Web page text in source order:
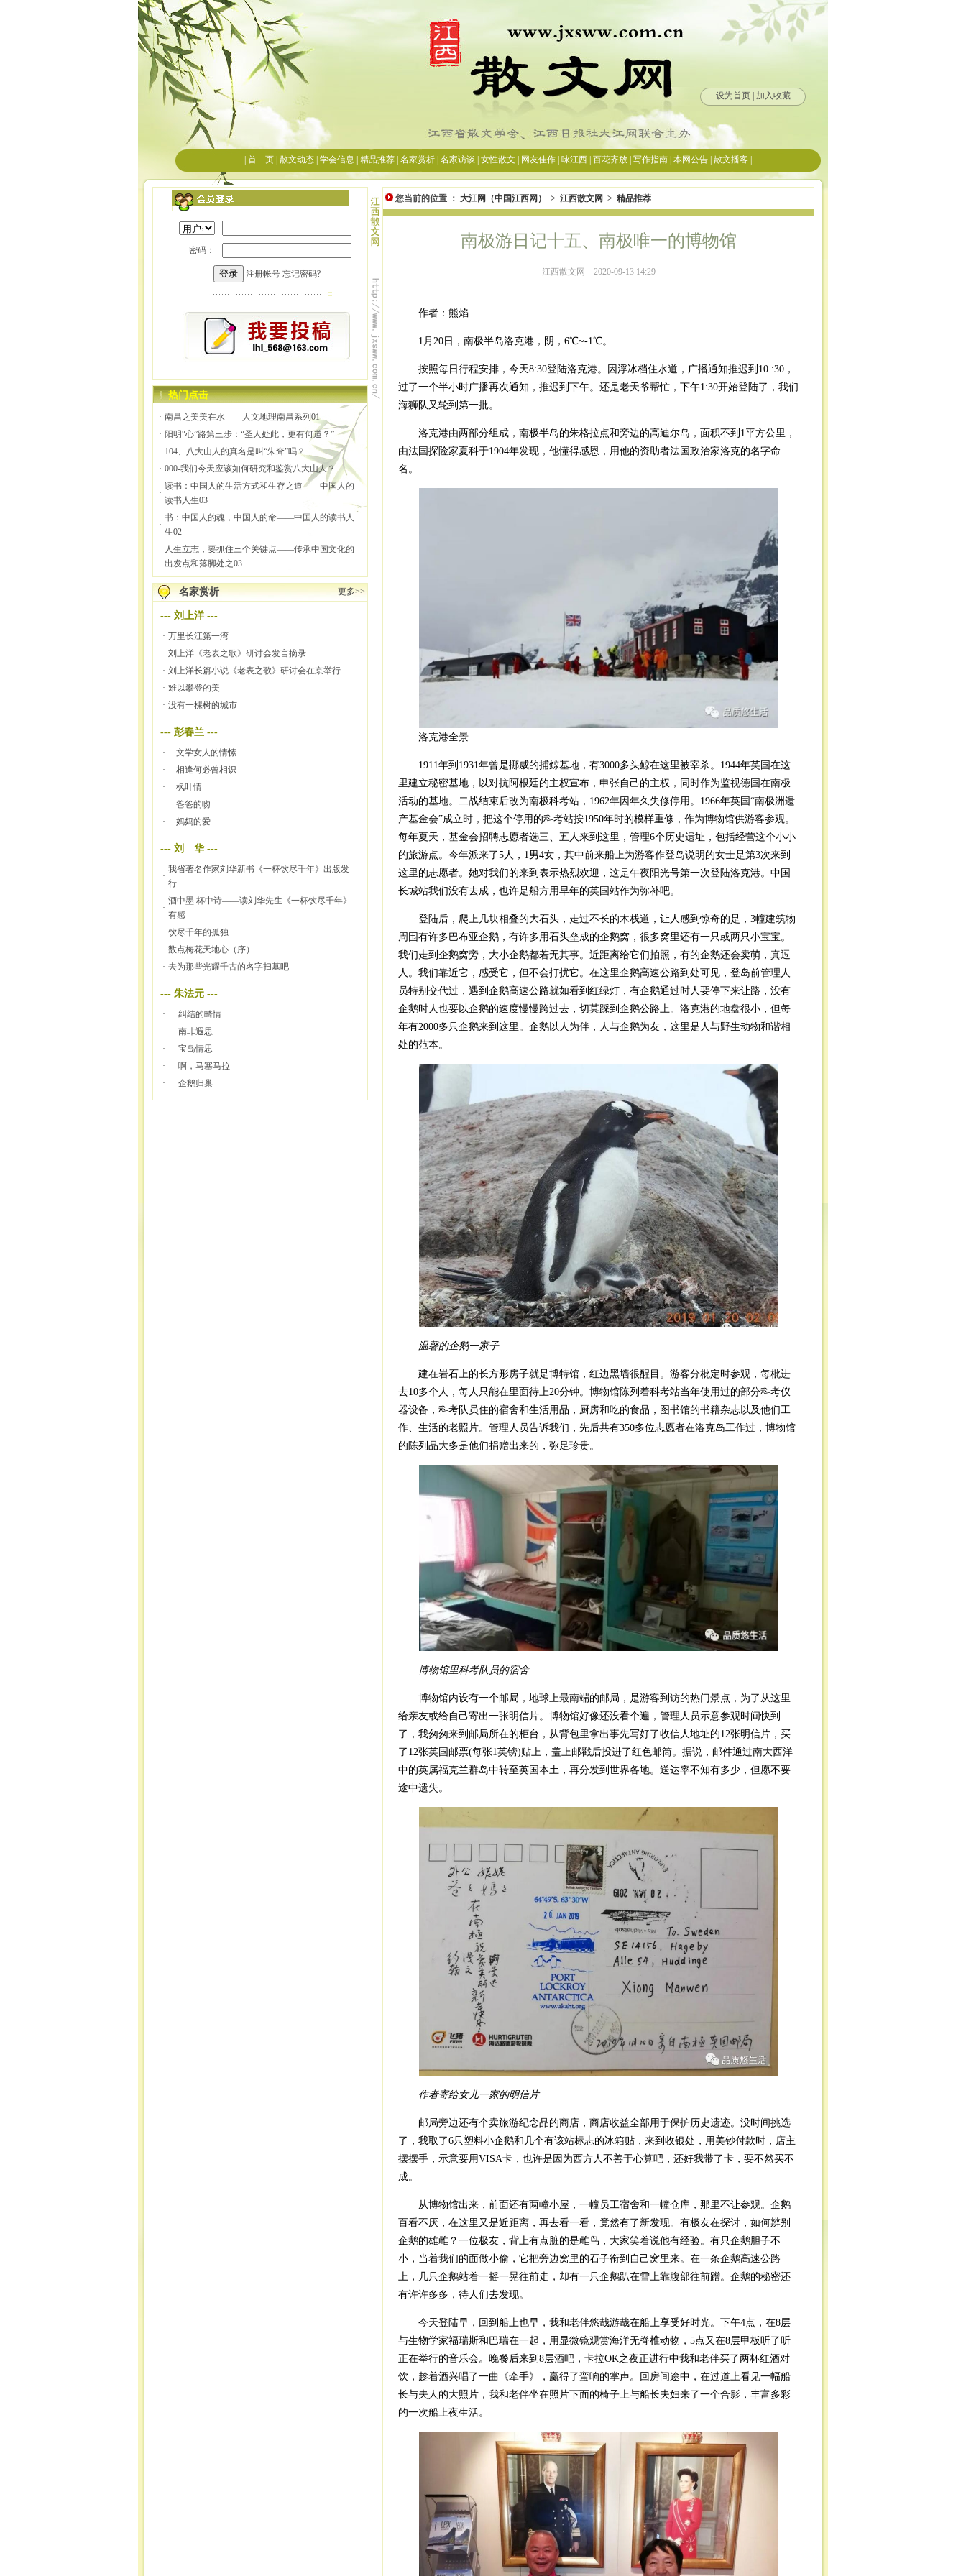
热门点击
· 南昌之美美在水——人文地理南昌系列01
· 阳明“心”路第三步：“圣人处此，更有何道？”
· 104、八大山人的真名是叫“朱耷”吗？
· 000-我们今天应该如何研究和鉴赏八大山人？
·
读书：中国人的生活方式和生存之道——中国人的
读书人生03
·
书：中国人的魂，中国人的命——中国人的读书人
生02
·
人生立志，要抓住三个关键点——传承中国文化的
出发点和落脚处之03
名家赏析 更多>>
--- 刘上洋---
· 万里长江第一湾
· 刘上洋《老表之歌》研讨会发言摘录
· 刘上洋长篇小说《老表之歌》研讨会在京举行
· 难以攀登的美
· 没有一棵树的城市
--- 彭春兰 ---
·
文学女人的情愫
·
相逢何必曾相识
·
枫叶情
·
爸爸的吻
·
妈妈的爱
--- 刘 华---
·
我省著名作家刘华新书《一杯饮尽千年》出版发
行
·
酒中墨 杯中诗——读刘华先生《一杯饮尽千年》
有感
· 饮尽千年的孤独
· 数点梅花天地心（序）
· 去为那些光耀千古的名字扫墓吧
--- 朱法元 ---
·
纠结的畸情
·
南非遐思
·
宝岛情思
·
啊，马塞马拉
·
企鹅归巢
您当前的位置 ： 大江网（中国江西网） > 江西散文网 > 精品推荐
南极游日记十五、南极唯一的博物馆
江西散文网 2020-09-13 14:29
作者：熊焰
1月20日，南极半岛洛克港，阴，6℃~-1℃。
按照每日行程安排，今天8:30登陆洛克港。因浮冰档住水道，广播通知推迟到10 :30，
过了一个半小时广播再次通知，推迟到下午。还是老天爷帮忙，下午1:30开始登陆了，我们
海狮队又轮到第一批。
洛克港由两部分组成，南极半岛的朱格拉点和旁边的高迪尔岛，面积不到1平方公里，
由法国探险家夏科于1904年发现，他懂得感恩，用他的资助者法国政治家洛克的名字命
名。
洛克港全景
1911年到1931年曾是挪威的捕鲸基地，有3000多头鲸在这里被宰杀。1944年英国在这
里建立秘密基地，以对抗阿根廷的主权宣布，申张自己的主权，同时作为监视德国在南极
活动的基地。二战结束后改为南极科考站，1962年因年久失修停用。1966年英国“南极洲遗
产基金会”成立时，把这个停用的科考站按1950年时的模样重修，作为博物馆供游客参观。
每年夏天，基金会招聘志愿者选三、五人来到这里，管理6个历史遗址，包括经营这个小小
的旅游点。今年派来了5人，1男4女，其中前来船上为游客作登岛说明的女士是第3次来到
这里的志愿者。她对我们的来到表示热烈欢迎，这是午夜阳光号第一次登陆洛克港。中国
长城站我们没有去成，也许是船方用早年的英国站作为弥补吧。
登陆后，爬上几块相叠的大石头，走过不长的木栈道，让人感到惊奇的是，3幢建筑物
周围有许多巴布亚企鹅，有许多用石头垒成的企鹅窝，很多窝里还有一只或两只小宝宝。
我们走到企鹅窝旁，大小企鹅都若无其事。近距离给它们拍照，有的企鹅还会卖萌，真逗
人。我们靠近它，感受它，但不会打扰它。在这里企鹅高速公路到处可见，登岛前管理人
员特别交代过，遇到企鹅高速公路就如看到红绿灯，有企鹅通过时人要停下来让路，没有
企鹅时人也要以企鹅的速度慢慢跨过去，切莫踩到企鹅公路上。洛克港的地盘很小，但每
年有2000多只企鹅来到这里。企鹅以人为伴，人与企鹅为友，这里是人与野生动物和谐相
处的范本。
温馨的企鹅一家子
建在岩石上的长方形房子就是博特馆，红边黑墙很醒目。游客分枇定时参观，每枇进
去10多个人，每人只能在里面待上20分钟。博物馆陈列着科考站当年使用过的部分科考仪
器设备，科考队员住的宿舍和生活用品，厨房和吃的食品，图书馆的书籍杂志以及他们工
作、生活的老照片。管理人员告诉我们，先后共有350多位志愿者在洛克岛工作过，博物馆
的陈列品大多是他们捐赠出来的，弥足珍贵。
博物馆里科考队员的宿舍
博物馆内设有一个邮局，地球上最南端的邮局，是游客到访的热门景点，为了从这里
给亲友或给自己寄出一张明信片。博物馆好像还没看个遍，管理人员示意参观时间快到
了，我匆匆来到邮局所在的柜台，从背包里拿出事先写好了收信人地址的12张明信片，买
了12张英国邮票(每张1英镑)贴上，盖上邮戳后投进了红色邮筒。据说，邮件通过南大西洋
中的英属福克兰群岛中转至英国本土，再分发到世界各地。送达率不知有多少，但愿不要
途中遗失。
作者寄给女儿一家的明信片
邮局旁边还有个卖旅游纪念品的商店，商店收益全部用于保护历史遗迹。没时间挑选
了，我取了6只塑料小企鹅和几个有该站标志的冰箱贴，来到收银处，用美钞付款时，店主
摆摆手，示意要用VISA卡，也许是因为西方人不善于心算吧，还好我带了卡，要不然买不
成。
从博物馆出来，前面还有两幢小屋，一幢员工宿舍和一幢仓库，那里不让参观。企鹅
百看不厌，在这里又是近距离，再去看一看，竟然有了新发现。有极友在探讨，如何辨别
企鹅的雄雌？一位极友，背上有点脏的是雌鸟，大家笑着说他有经验。有只企鹅胆子不
小，当着我们的面做小偷，它把旁边窝里的石子衔到自己窝里来。在一条企鹅高速公路
上，几只企鹅站着一摇一晃往前走，却有一只企鹅趴在雪上靠腹部往前蹭。企鹅的秘密还
有许许多多，待人们去发现。
今天登陆早，回到船上也早，我和老伴悠哉游哉在船上享受好时光。下午4点，在8层
与生物学家福瑞斯和巴瑞在一起，用显微镜观赏海洋无脊椎动物，5点又在8层甲板听了听
正在举行的音乐会。晚餐后来到8层酒吧，卡拉OK之夜正进行中我和老伴买了两杯红酒对
饮，趁着酒兴唱了一曲《牵手》，赢得了蛮响的掌声。回房间途中，在过道上看见一幅船
长与夫人的大照片，我和老伴坐在照片下面的椅子上与船长夫妇来了一个合影，丰富多彩
的一次船上夜生活。